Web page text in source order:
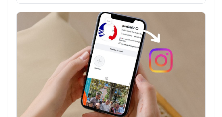
sécheresse et la désignation d'un référent dans
chaque département. 📝 Dans le Cher, Philippe
COLIN est nomm...